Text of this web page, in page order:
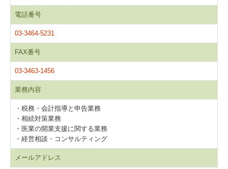
電話番号
03-3464-5231
FAX番号
03-3463-1456
業務内容
・税務・会計指導と申告業務
・相続対策業務
・医業の開業支援に関する業務
・経営相談・コンサルティング
メールアドレス